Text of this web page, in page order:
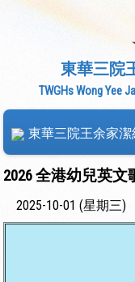
東華三院
TWGHs Wong Yee
東華三院王余家潔
2026 全港幼兒英文
2025-10-01 (星期三)